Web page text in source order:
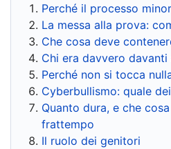
Perché il processo
La messa alla prova:
Che cosa deve
Chi era davvero
Perché non si tocca
Cyberbullismo: quale
Quanto dura, e che
frattempo
Il ruolo dei genitori